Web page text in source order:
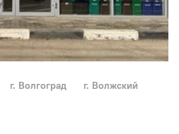
г. Волгоград
г. Волжский